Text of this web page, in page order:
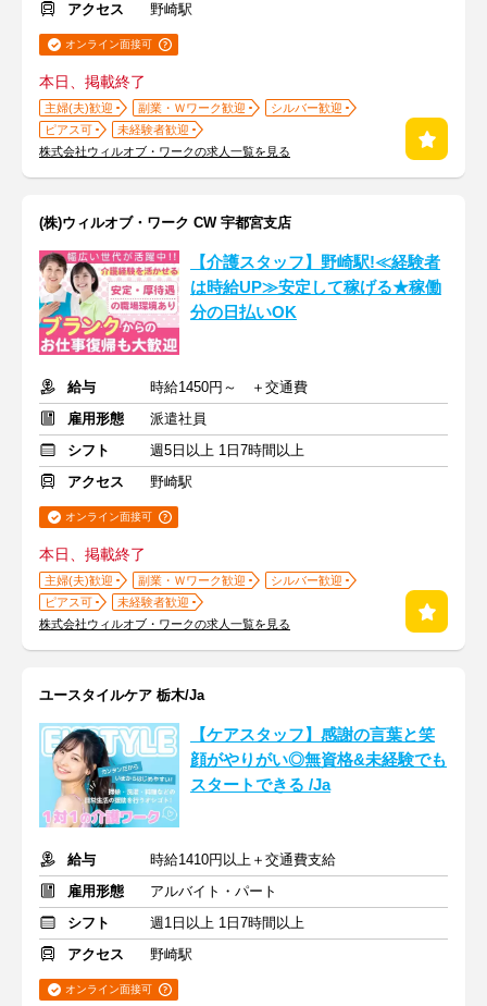
アクセス
野崎駅
オンライン面接可
本日、掲載終了
主婦(夫)歓迎 副業・Ｗワーク歓迎
シルバー歓迎
ピアス可
未経験者歓迎
株式会社ウィルオブ・ワークの求人一覧を見る
(株)ウィルオブ・ワーク CW 宇都宮支店
【介護スタッフ】野崎駅!≪経験者
は時給UP≫安定して稼げる★稼働
分の日払いOK
給与
時給1450円～ ＋交通費
雇用形態
派遣社員
シフト
週5日以上 1日7時間以上
アクセス
野崎駅
オンライン面接可
本日、掲載終了
主婦(夫)歓迎 副業・Ｗワーク歓迎
シルバー歓迎
ピアス可
未経験者歓迎
株式会社ウィルオブ・ワークの求人一覧を見る
ユースタイルケア 栃木/Ja
【ケアスタッフ】感謝の言葉と笑
顔がやりがい◎無資格&未経験でも
スタートできる /Ja
給与
時給1410円以上＋交通費支給
雇用形態
アルバイト・パート
シフト
週1日以上 1日7時間以上
アクセス
野崎駅
オンライン面接可